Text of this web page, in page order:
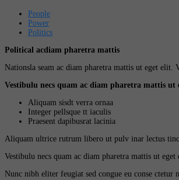
People
Power
Politics
Political acdiam pharetra mattis
Nationsla seam ac diam pharetra mattis ut eget
Vestibulu necs quam ac diam pharetra mattis
Aliquam sisdt verra ornaa
Integer pellsque tt iaculis
Praesent dapibusrat lacinia
Aliquam ultrice rutrum libero ut pulv inar lectus
Vestibulu necs quam ac diam pharetra mattis ut
Nunc nibh eliter feugiat sed congue eu conse